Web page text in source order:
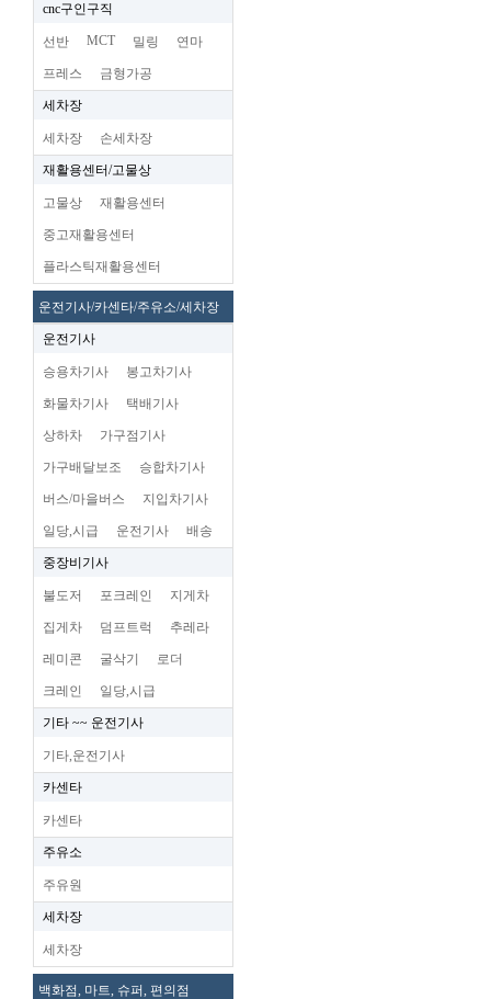
cnc구인구직
선반 MCT 밀링 연마
프레스 금형가공
세차장
세차장 손세차장
재활용센터/고물상
고물상 재활용센터
중고재활용센터
플라스틱재활용센터
운전기사/카센타/주유소/세차장
운전기사
승용차기사 봉고차기사
화물차기사 택배기사
상하차 가구점기사
가구배달보조 승합차기사
버스/마을버스 지입차기사
일당,시급 운전기사 배송
중장비기사
불도저 포크레인 지게차
집게차 덤프트럭 추레라
레미콘 굴삭기 로더
크레인 일당,시급
기타 ~~ 운전기사
기타,운전기사
카센타
카센타
주유소
주유원
세차장
세차장
백화점, 마트, 슈퍼, 편의점